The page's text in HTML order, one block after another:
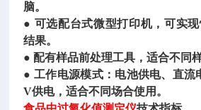
脑。
● 可选配台式微型打印机，可实
结果。
● 配有样品前处理工具，适合不同
● 工作电源模式：电池供电、直流
V供电，适合不同场合使用。